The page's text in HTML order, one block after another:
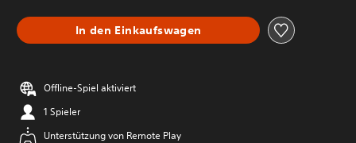
In den Einkaufswagen
Offline-Spiel aktiviert
1 Spieler
Unterstützung von Remote Play